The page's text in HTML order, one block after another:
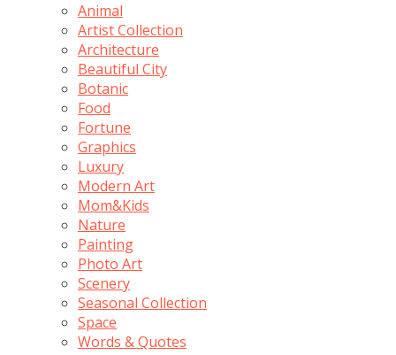
Animal
Artist Collection
Architecture
Beautiful City
Botanic
Food
Fortune
Graphics
Luxury
Modern Art
Mom&Kids
Nature
Painting
Photo Art
Scenery
Seasonal Collection
Space
Words & Quotes